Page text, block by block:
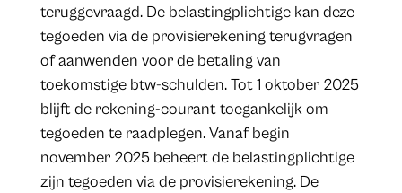
teruggevraagd. De belastingplichtige kan deze
tegoeden via de provisierekening terugvragen
of aanwenden voor de betaling van
toekomstige btw-schulden. Tot 1 oktober 2025
blijft de rekening-courant toegankelijk om
tegoeden te raadplegen. Vanaf begin
november 2025 beheert de belastingplichtige
zijn tegoeden via de provisierekening. De